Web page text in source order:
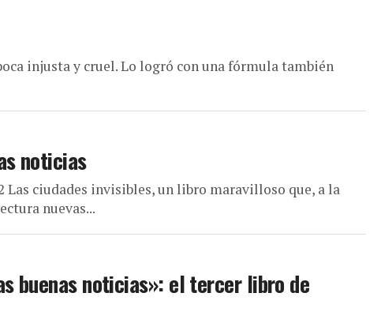
injusta y cruel. Lo logró con una fórmula también
noticias
ciudades invisibles, un libro maravilloso que, a la
nuevas...
buenas noticias»: el tercer libro de